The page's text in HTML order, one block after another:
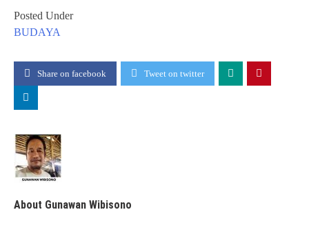
Posted Under
BUDAYA
Share on facebook Tweet on twitter
About Gunawan Wibisono